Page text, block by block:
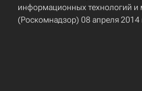
информационных технологий и
(Роскомнадзор) 08 апреля 2014